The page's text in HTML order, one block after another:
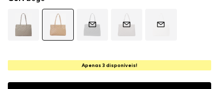
Apenas 3 disponíveis!